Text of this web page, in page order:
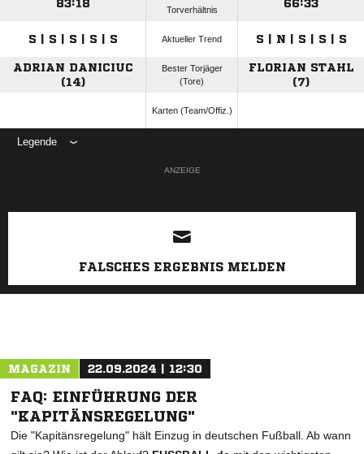
83:18
Torverhältnis
66:33
S | S | S | S | S Aktueller Trend S | N | S | S | S
ADRIAN DANICIUC
(14)
Bester Torjäger
(Tore)
FLORIAN STAHL
(7)
Karten (Team/Offiz.)
Legende
ANZEIGE
FALSCHES ERGEBNIS MELDEN
MAGAZIN 22.09.2024 | 12:30
FAQ: EINFÜHRUNG DER
"KAPITÄNSREGELUNG"
Die "Kapitänsregelung" hält Einzug in deutschen Fußball. Ab wann